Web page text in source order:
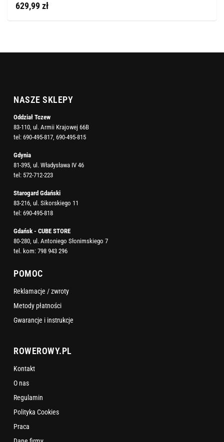
629,99 zł
NASZE SKLEPY
Oddział Tczew
83-110, ul. Armii Krajowej 66B
tel: 690-495-817 690-495-815
Gdynia
81-395, ul. Władysława IV 46
tel: 572-712-223
Starogard Gdański
83-216, ul. Sikorskiego 11
tel: 690-495-818
Gdańsk - CUBE STORE
80-280, ul. Antoniego Słonimskiego 7
tel. kom: 798 943 296
POMOC
Reklamacje / zwroty
Metody płatności
Gwarancje i instrukcje
ROWEROWY.PL
Kontakt
O nas
Regulamin
Polityka Cookies
Praca